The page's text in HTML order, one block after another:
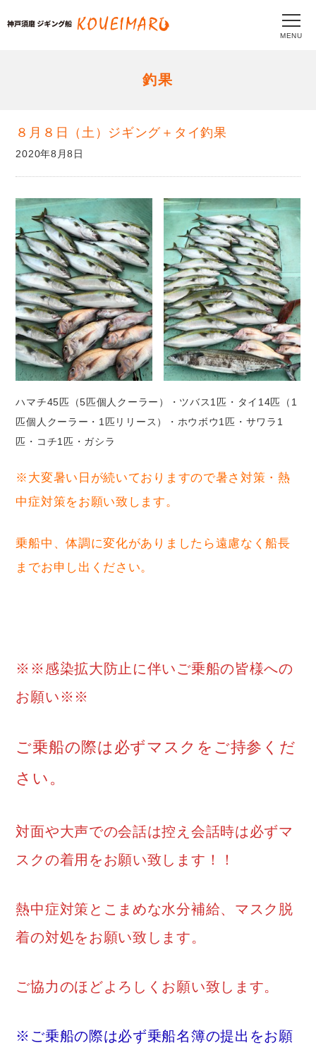
MENU
釣果
８月８日（土）ジギング＋タイ釣果
2020年8月8日
ハマチ45匹（5匹個人クーラー）・ツバス1匹・タイ14匹（1
匹個人クーラー・1匹リリース）・ホウボウ1匹・サワラ1
匹・コチ1匹・ガシラ
※大変暑い日が続いておりますので暑さ対策・熱
中症対策をお願い致します。
乗船中、体調に変化がありましたら遠慮なく船長
までお申し出ください。
※※感染拡大防止に伴いご乗船の皆様への
お願い※※
ご乗船の際は必ずマスクをご持参くだ
さい。
対面や大声での会話は控え会話時は必ずマ
スクの着用をお願い致します！！
熱中症対策とこまめな水分補給、マスク脱
着の対処をお願い致します。
ご協力のほどよろしくお願い致します。
※ご乗船の際は必ず乗船名簿の提出をお願